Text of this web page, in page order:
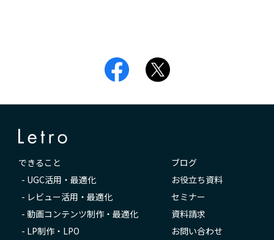
できること
- UGC活用・最適化
- レビュー活用・最適化
- 動画コンテンツ制作・最適化
- LP制作・LPO
ブログ
お役立ち資料
セミナー
資料請求
お問い合わせ